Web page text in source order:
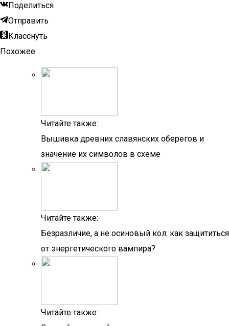
Поделиться
Отправить
Класснуть
Похожее
Читайте также:
Вышивка древних славянских оберегов и
значение их символов в схеме
Читайте также:
Безразличие, а не осиновый кол: как защититься
от энергетического вампира?
Читайте также: